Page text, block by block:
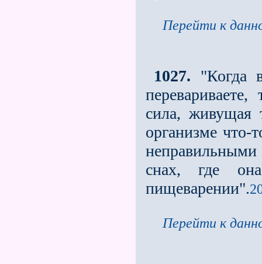
Перейти к
1027. "Когда
сила, живущая
организме что-
неправильными
снах, где
пищеварении".
Перейти к